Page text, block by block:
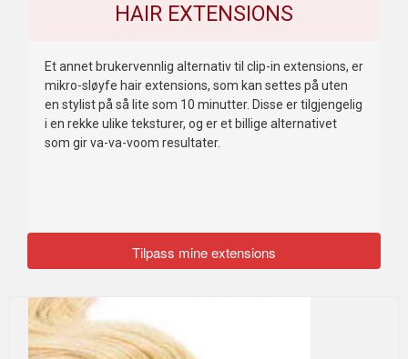
HAIR EXTENSIONS
Et annet brukervennlig alternativ til clip-in extensions, er
mikro-sløyfe hair extensions, som kan settes på uten
en stylist på så lite som 10 minutter. Disse er tilgjengelig
i en rekke ulike teksturer, og er et billige alternativet
som gir va-va-voom resultater.
Tilpass mine extensions